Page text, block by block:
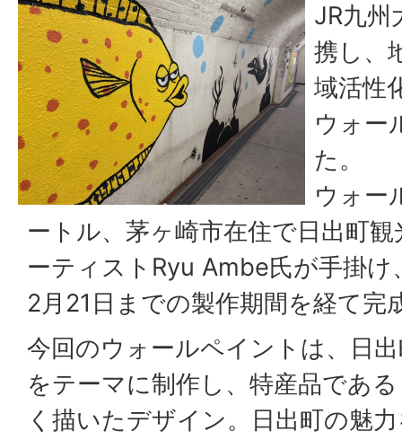
JR九州
携し、
域活性
ウォー
た。
ウォー
ートル、茅ヶ崎市在住で日出町
ーティストRyu Ambe氏が手掛
2月21日までの製作期間を経て完
今回のウォールペイントは、日
をテーマに制作し、特産品であ
く描いたデザイン。日出町の魅